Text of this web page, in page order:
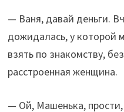
— Ваня, давай деньги.
дожидалась, у которой
взять по знакомству,
расстроенная женщина.
— Ой, Машенька,